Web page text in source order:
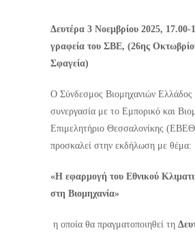
Δευτέρα 3 Νοεμβρίου 2025, 17.00-
γραφεία του ΣΒΕ, (26ης
Σφαγεία)
Ο Σύνδεσμος Βιομηχανιών
συνεργασία με το Εμπορικό και
Επιμελητήριο Θεσσαλονίκης
προσκαλεί στην εκδήλωση με θέμα:
«Η εφαρμογή του Εθνικού
στη Βιομηχανία»
η οποία θα πραγματοποιηθεί τη